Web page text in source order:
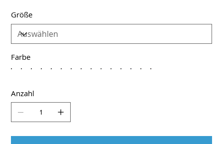
Größe
Farbe
Anzahl